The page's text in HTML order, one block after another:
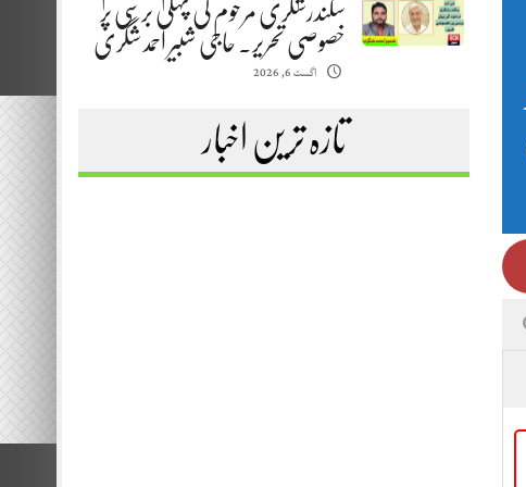
سکندرشگری مرحوم کی پہلی برسی پر
خصوصی تحریر. حاجی شبیر احمد شگری
اگست 6, 2026
تازہ ترین اخبار